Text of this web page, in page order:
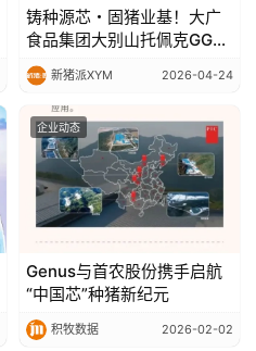
铸种源芯・固猪业基！大广
食品集团大别山托佩克GGP
种猪场赋能中国生猪种业高
质量发展
新猪派XYM 2026-04-24
企业动态
Genus与首农股份携手启航
“中国芯”种猪新纪元
积牧数据 2026-02-02